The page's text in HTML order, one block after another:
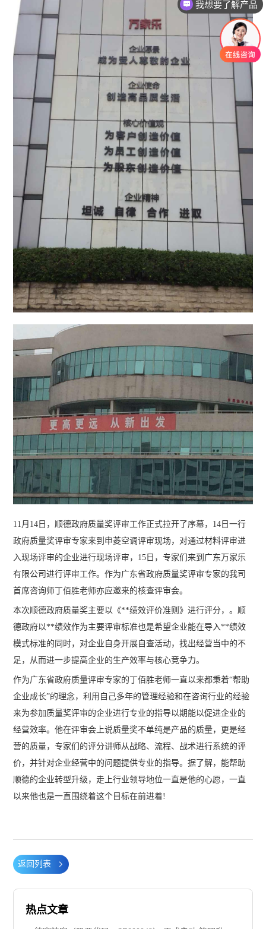
11月14日，顺德政府质量奖评审工作正式拉开了序幕，14日一行
政府质量奖评审专家来到申菱空调评审现场，对通过材料评审进
入现场评审的企业进行现场评审，15日，专家们来到广东万家乐
有限公司进行评审工作。作为广东省政府质量奖评审专家的我司
首席咨询师丁佰胜老师亦应邀来的核查评审会。
本次顺德政府质量奖主要以《**绩效评价准则》进行评分，。顺
德政府以**绩效作为主要评审标准也是希望企业能在导入**绩效
模式标准的同时，对企业自身开展自查活动，找出经营当中的不
足，从而进一步提高企业的生产效率与核心竞争力。
作为广东省政府质量评审专家的丁佰胜老师一直以来都秉着“帮助
企业成长”的理念，利用自己多年的管理经验和在咨询行业的经验
来为参加质量奖评审的企业进行专业的指导以期能以促进企业的
经营效率。他在评审会上说质量奖不单纯是产品的质量，更是经
营的质量，专家们的评分讲师从战略、流程、战术进行系统的评
价，并针对企业经营中的问题提供专业的指导。据了解，能帮助
顺德的企业转型升级，走上行业领导地位一直是他的心愿，一直
以来他也是一直围绕着这个目标在前进着!
返回列表
热点文章
我想要了解产品